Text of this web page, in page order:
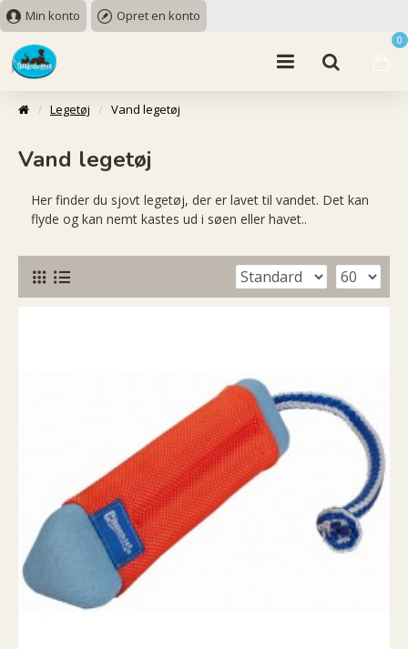
Min konto Opret en konto
0
Legetøj Vand legetøj
Vand legetøj
Her finder du sjovt legetøj, der er lavet til vandet. Det kan
flyde og kan nemt kastes ud i søen eller havet..